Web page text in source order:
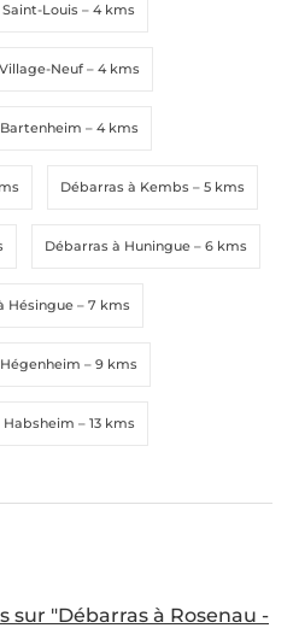
Louis – 4 kms
Neuf– 4 kms
– 4 kms
Débarras à Kembs– 5 kms
Débarras à Huningue – 6 kms
Hésingue– 7 kms
– 9 kms
Habsheim – 13 kms
sur "Débarras à Rosenau -